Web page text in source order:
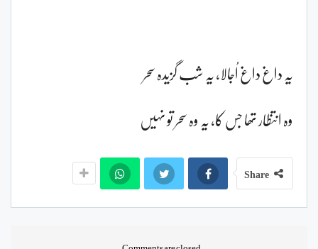
یہ داغ داغ اُجالا، یہ شب گزیدہ سحر
وہ انتظار تھا جس کا، یہ وہ سحر تو نہیں
Share